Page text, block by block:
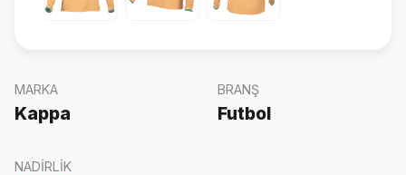
MARKA
Kappa
BRANŞ
Futbol
NADIRLIK